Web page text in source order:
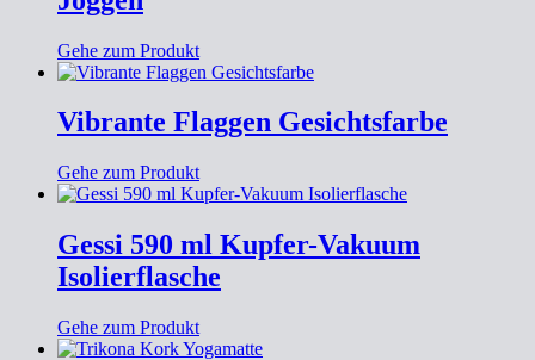
Gehe zum Produkt
Vibrante Flaggen Gesichtsfarbe
Gehe zum Produkt
Gessi 590 ml Kupfer-Vakuum
Isolierflasche
Gehe zum Produkt